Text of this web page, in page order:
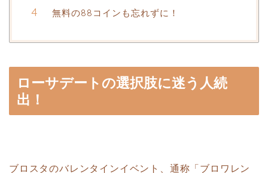
無料の88コインも忘れずに！
ローサデートの選択肢に迷う人続
出！
ブロスタのバレンタインイベント、通称「ブロワレン